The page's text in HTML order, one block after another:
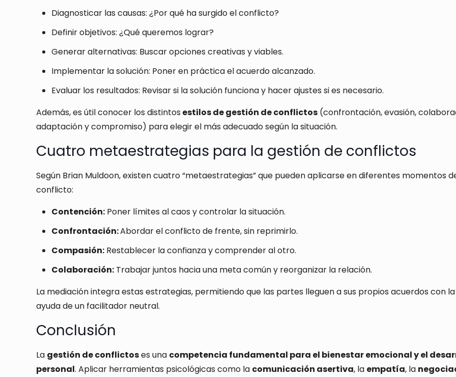
Diagnosticar las causas: ¿Por qué ha surgido el conflicto?
Definir objetivos: ¿Qué queremos lograr?
Generar alternativas: Buscar opciones creativas y viables.
Implementar la solución: Poner en práctica el acuerdo alcanzado.
Evaluar los resultados: Revisar si la solución funciona y hacer ajustes si es necesario.
Además, es útil conocer los distintos estilos de gestión de conflictos(confrontación, evasión,
adaptación y compromiso) para elegir el más adecuado según la situación.
Cuatro metaestrategias para la gestión de conflictos
Según Brian Muldoon, existen cuatro “metaestrategias” que pueden aplicarse en diferentes momentos
conflicto:
Contención:Poner límites al caos y controlar la situación.
Confrontación:Abordar el conflicto de frente, sin reprimirlo.
Compasión:Restablecer la confianza y comprender al otro.
Colaboración:Trabajar juntos hacia una meta común y reorganizar la relación.
La mediación integra estas estrategias, permitiendo que las partes lleguen a sus propios acuerdos con la
ayuda de un facilitador neutral.
Conclusión
La gestión de conflictoses una competencia fundamental para el bienestar emocional y el
personal. Aplicar herramientas psicológicas como la comunicación asertiva, la empatía, la